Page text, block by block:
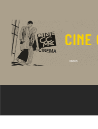
contenu